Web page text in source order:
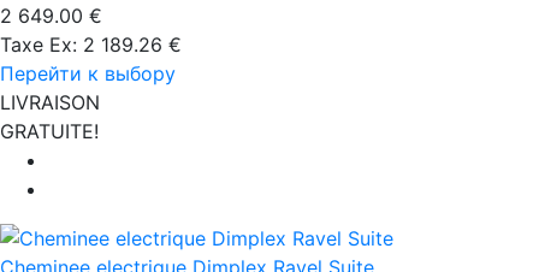
2 649.00 €
Taxe Ex: 2 189.26 €
Перейти к выбору
LIVRAISON
GRATUITE!